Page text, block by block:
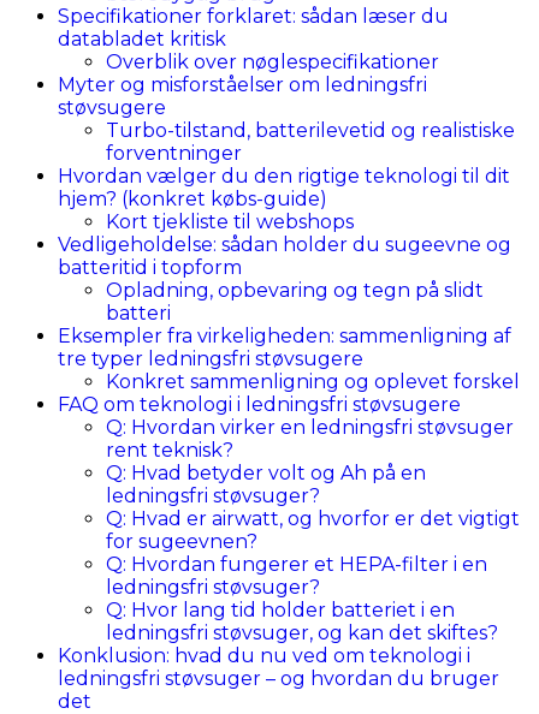
Specifikationer forklaret: sådan læser du
databladet kritisk
Overblik over nøglespecifikationer
Myter og misforståelser om ledningsfri
støvsugere
Turbo-tilstand, batterilevetid og realistiske
forventninger
Hvordan vælger du den rigtige teknologi til dit
hjem? (konkret købs-guide)
Kort tjekliste til webshops
Vedligeholdelse: sådan holder du sugeevne og
batteritid i topform
Opladning, opbevaring og tegn på slidt
batteri
Eksempler fra virkeligheden: sammenligning af
tre typer ledningsfri støvsugere
Konkret sammenligning og oplevet forskel
FAQ om teknologi i ledningsfri støvsugere
Q: Hvordan virker en ledningsfri støvsuger
rent teknisk?
Q: Hvad betyder volt og Ah på en
ledningsfri støvsuger?
Q: Hvad er airwatt, og hvorfor er det vigtigt
for sugeevnen?
Q: Hvordan fungerer et HEPA-filter i en
ledningsfri støvsuger?
Q: Hvor lang tid holder batteriet i en
ledningsfri støvsuger, og kan det skiftes?
Konklusion: hvad du nu ved om teknologi i
ledningsfri støvsuger – og hvordan du bruger
det